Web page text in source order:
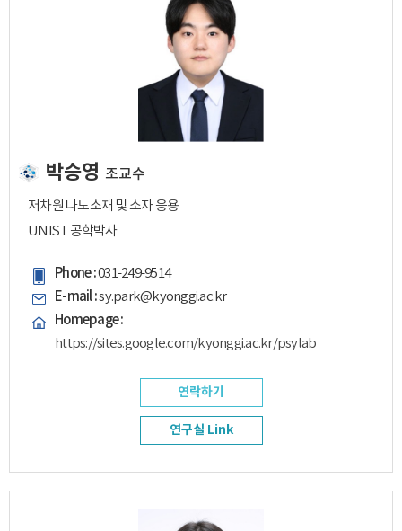
박승영 조교수
저차원 나노소재 및 소자 응용
UNIST 공학박사
Phone :031-249-9514
E-mail :sy.park@kyonggi.ac.kr
Homepage :
https://sites.google.com/kyonggi.ac.kr/psylab
연락하기
연구실 Link